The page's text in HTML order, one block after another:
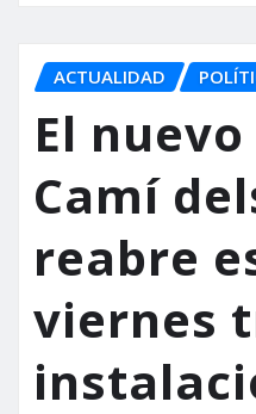
ACTUALIDAD
El
Camí
reabre
viernes